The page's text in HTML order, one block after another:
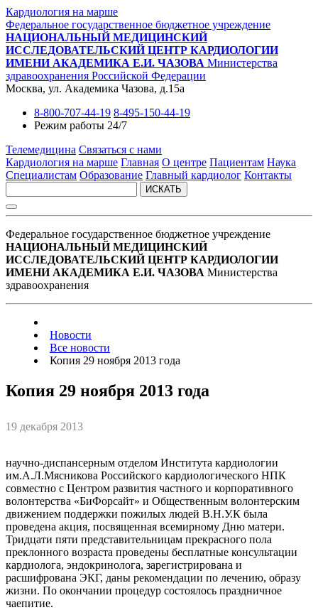
Кардиология на марше
Федеральное государственное бюджетное учреждение
НАЦИОНАЛЬНЫЙ МЕДИЦИНСКИЙ
ИССЛЕДОВАТЕЛЬСКИЙ ЦЕНТР КАРДИОЛОГИИ
ИМЕНИ АКАДЕМИКА Е.И. ЧАЗОВА Министерства
здравоохранения Российской Федерации
Москва, ул. Академика Чазова, д.15а
8-800-707-44-19 8-495-150-44-19
Режим работы 24/7
Телемедицина Связаться с нами
Кардиология на марше Главная О центре Пациентам Наука
Специалистам Образование Главный кардиолог Контакты
ИСКАТЬ
Федеральное государственное бюджетное учреждение
НАЦИОНАЛЬНЫЙ МЕДИЦИНСКИЙ
ИССЛЕДОВАТЕЛЬСКИЙ ЦЕНТР КАРДИОЛОГИИ
ИМЕНИ АКАДЕМИКА Е.И. ЧАЗОВА Министерства
здравоохранения
Новости
Все новости
Копия 29 ноября 2013 года
Копия 29 ноября 2013 года
19 декабря 2013
научно-диспансерным отделом Института кардиологии
им.А.Л.Мясникова Российского кардиологического НПК
совместно с Центром развития частного и корпоративного
волонтерства «БиФорсайт» и Общественным волонтерским
движением поддержки пожилых людей В.Н.У.К была
проведена акция, посвященная всемирному Дню матери.
Тридцати пяти представительницам прекрасного пола
преклонного возраста проведены бесплатные консультации
кардиолога, эндокринолога, зарегистрирована и
расшифрована ЭКГ, даны рекомендации по лечению, образу
жизни. По окончании процедур состоялось праздничное
чаепитие.